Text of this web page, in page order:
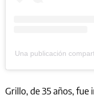
Una publicación
Grillo, de 35 años, fue